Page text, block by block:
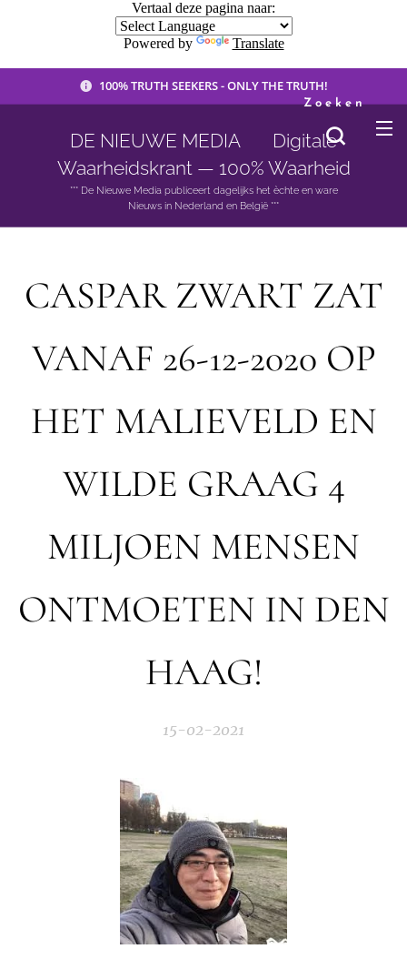
Vertaal deze pagina naar:
Powered by Translate
100% TRUTH SEEKERS - ONLY THE TRUTH!
DE NIEUWE MEDIA 🟣 Digitale
Waarheidskrant — 100% Waarheid
*** De Nieuwe Media publiceert dagelijks het èchte en ware
Nieuws in Nederland en België ***
Zoeken
CASPAR ZWART ZAT
VANAF 26-12-2020 OP
HET MALIEVELD EN
WILDE GRAAG 4
MILJOEN MENSEN
ONTMOETEN IN DEN
HAAG!
15-02-2021